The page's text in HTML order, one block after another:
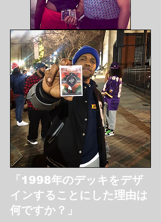
「1998年のデッキをデザ
インすることにした理由は
何ですか？」